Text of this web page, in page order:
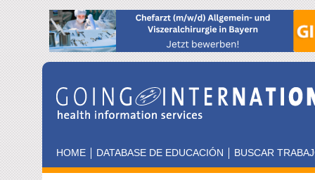
HOME DATABASE DE EDUCACIÓN BUSCAR